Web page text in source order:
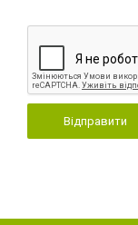
Відправити